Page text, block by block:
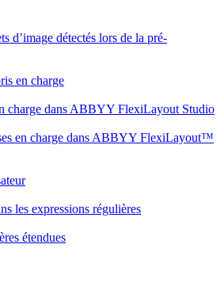
d’image détectés lors de la pré-
en charge
charge dans ABBYY FlexiLayout Studio
en charge dans ABBYY FlexiLayout™
les expressions régulières
étendues